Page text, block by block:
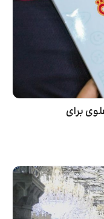
برای